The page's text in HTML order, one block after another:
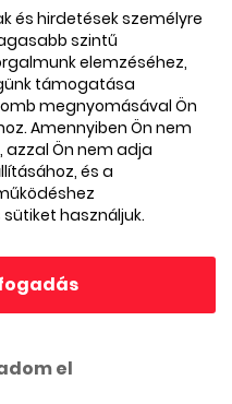
Színpad (1122
Hrsz: 6835/17)
és hirdetések személyre
szintű
elemzéséhez,
támogatása
megnyomásával Ön
Amennyiben Ön nem
Ön nem adja
és a
használjuk.
el